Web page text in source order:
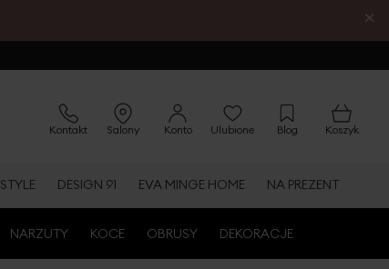
×
Kontakt Salony Konto Ulubione Blog Koszyk
STYLE DESIGN 91 EVA MINGE HOME NA PREZENT
NARZUTY KOCE OBRUSY DEKORACJE